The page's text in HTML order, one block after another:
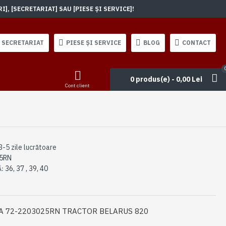
[SECRETARIAT] SAU [PIESE ȘI SERVICE]!
SECRETARIAT PIESE ȘI SERVICE BLOG CONTACT
Cont client
0 produs(e) - 0,00 Lei
72-2203025RN TRACTOR BELARUS 820
5 zile lucrătoare
36, 37 , 39, 40